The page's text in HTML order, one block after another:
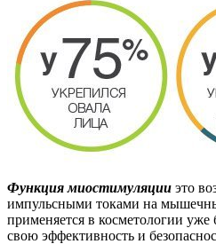
Функция миостимуляции это
импульсными токами на
применяется в косметологии уже
свою эффективность и